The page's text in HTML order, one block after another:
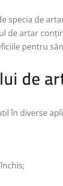
specia de
de artar
pentru
de
în diverse